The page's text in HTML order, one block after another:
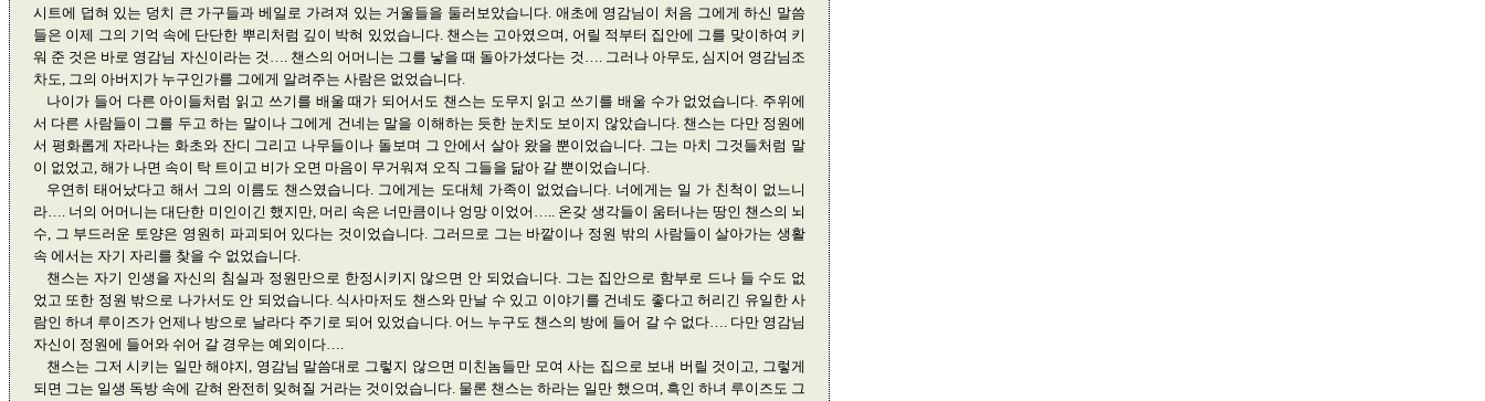
시트에 덥혀 있는 덩치 큰 가구들과 베일로 가려져 있는 거울들을 둘러보았습니다. 애초에 영감님이 처음 그에게 하신 말씀
들은 이제 그의 기억 속에 단단한 뿌리처럼 깊이 박혀 있었습니다. 챈스는 고아였으며, 어릴 적부터 집안에 그를 맞이하여 키
워 준 것은 바로 영감님 자신이라는 것…. 챈스의 어머니는 그를 낳을 때 돌아가셨다는 것…. 그러나 아무도, 심지어 영감님조
차도, 그의 아버지가 누구인가를 그에게 알려주는 사람은 없었습니다.
나이가 들어 다른 아이들처럼 읽고 쓰기를 배울 때가 되어서도 챈스는 도무지 읽고 쓰기를 배울 수가 없었습니다. 주위에
서 다른 사람들이 그를 두고 하는 말이나 그에게 건네는 말을 이해하는 듯한 눈치도 보이지 않았습니다. 챈스는 다만 정원에
서 평화롭게 자라나는 화초와 잔디 그리고 나무들이나 돌보며 그 안에서 살아 왔을 뿐이었습니다. 그는 마치 그것들처럼 말
이 없었고, 해가 나면 속이 탁 트이고 비가 오면 마음이 무거워져 오직 그들을 닮아 갈 뿐이었습니다.
우연히 태어났다고 해서 그의 이름도 챈스였습니다. 그에게는 도대체 가족이 없었습니다. 너에게는 일 가 친척이 없느니
라…. 너의 어머니는 대단한 미인이긴 했지만, 머리 속은 너만큼이나 엉망 이었어….. 온갖 생각들이 움터나는 땅인 챈스의 뇌
수, 그 부드러운 토양은 영원히 파괴되어 있다는 것이었습니다. 그러므로 그는 바깥이나 정원 밖의 사람들이 살아가는 생활
속 에서는 자기 자리를 찾을 수 없었습니다.
챈스는 자기 인생을 자신의 침실과 정원만으로 한정시키지 않으면 안 되었습니다. 그는 집안으로 함부로 드나 들 수도 없
었고 또한 정원 밖으로 나가서도 안 되었습니다. 식사마저도 챈스와 만날 수 있고 이야기를 건네도 좋다고 허리긴 유일한 사
람인 하녀 루이즈가 언제나 방으로 날라다 주기로 되어 있었습니다. 어느 누구도 챈스의 방에 들어 갈 수 없다…. 다만 영감님
자신이 정원에 들어와 쉬어 갈 경우는 예외이다….
챈스는 그저 시키는 일만 해야지, 영감님 말씀대로 그렇지 않으면 미친놈들만 모여 사는 집으로 보내 버릴 것이고, 그렇게
되면 그는 일생 독방 속에 갇혀 완전히 잊혀질 거라는 것이었습니다. 물론 챈스는 하라는 일만 했으며, 흑인 하녀 루이즈도 그